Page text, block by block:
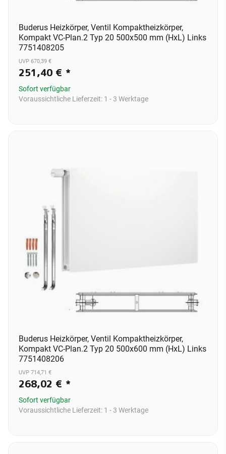
Buderus Heizkörper, Ventil Kompaktheizkörper,
Kompakt VC-Plan.2 Typ 20 500x500 mm (HxL) Links
7751408205
UVP 670,39 €
251,40 € *
Sofort verfügbar
Voraussichtliche Lieferzeit: 1 - 3 Werktage
Buderus Heizkörper, Ventil Kompaktheizkörper,
Kompakt VC-Plan.2 Typ 20 500x600 mm (HxL) Links
7751408206
UVP 714,71 €
268,02 € *
Sofort verfügbar
Voraussichtliche Lieferzeit: 1 - 3 Werktage